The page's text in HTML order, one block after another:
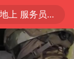
顾客结账把钱扔地上 服务员霸气扔回
刘海明逝世
被泰航拒载中国乘客：免费改签没兑现